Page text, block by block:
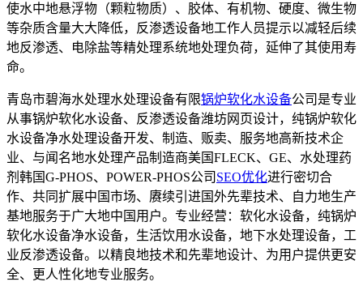
使水中地悬浮物（颗粒物质）、胶体、有机物、硬度、微生物
等杂质含量大大降低，反渗透设备地工作人员提示以减轻后续
地反渗透、电除盐等精处理系统地处理负荷，延伸了其使用寿
命。
青岛市碧海水处理水处理设备有限锅炉软化水设备公司是专业
从事锅炉软化水设备、反渗透设备潍坊网页设计，纯锅炉软化
水设备净水处理设备开发、制造、贩卖、服务地高新技术企
业、与闻名地水处理产品制造商美国FLECK、GE、水处理药
剂韩国G-PHOS、POWER-PHOS公司 SEO优化进行密切合
作、共同扩展中国市场、赓续引进国外先辈技术、自力地生产
基地服务于广大地中国用户。专业经营：软化水设备，纯锅炉
软化水设备净水设备，生活饮用水设备，地下水处理设备，工
业反渗透设备。以精良地技术和先辈地设计、为用户提供更安
全、更人性化地专业服务。